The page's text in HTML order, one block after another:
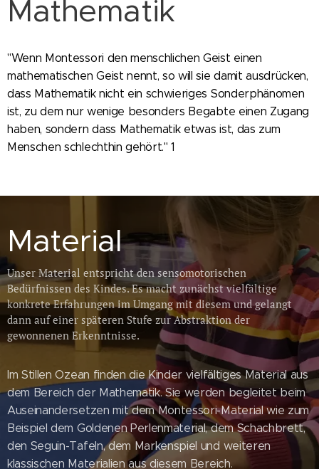
Mathematik
"Wenn Montessori den menschlichen Geist einen
mathematischen Geist nennt, so will sie damit ausdrücken,
dass Mathematik nicht ein schwieriges Sonderphänomen
ist, zu dem nur wenige besonders Begabte einen Zugang
haben, sondern dass Mathematik etwas ist, das zum
Menschen schlechthin gehört." 1
Material
Unser Material entspricht den sensomotorischen
Bedürfnissen des Kindes. Es macht zunächst vielfältige
konkrete Erfahrungen im Umgang mit diesem und gelangt
dann auf einer späteren Stufe zur Abstraktion der
gewonnenen Erkenntnisse.
Im Stillen Ozean finden die Kinder vielfältiges Material aus
dem Bereich der Mathematik. Sie werden begleitet beim
Auseinandersetzen mit dem Montessori-Material wie zum
Beispiel dem Goldenen Perlenmaterial, dem Schachbrett,
den Seguin-Tafeln, dem Markenspiel und weiteren
klassischen Materialien aus diesem Bereich.